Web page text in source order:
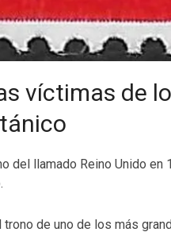
víctimas de
del llamado Reino Unido
de uno de los más